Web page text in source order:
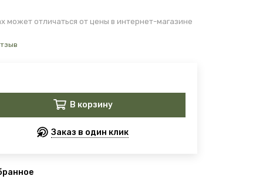
может отличаться от цены в интернет-магазине
В корзину
Заказ в один клик